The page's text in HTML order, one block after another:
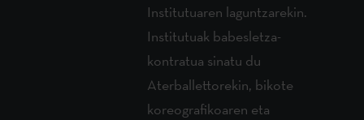
Institutuaren laguntzarekin.
Institutuak babesletza-
kontratua sinatu du
Aterballettorekin, bikote
koreografikoaren eta